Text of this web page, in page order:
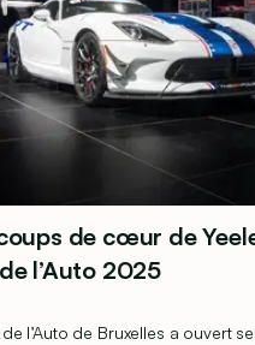
de cœur de
l’Auto 2025
l’Auto de Bruxelles a ouvert